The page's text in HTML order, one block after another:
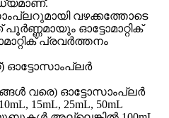
വഴക്കത്തോടെ
ഓട്ടോമാറ്റിക്
പ്രവർത്തനം
ഓട്ടോസാംപ്ലർ
വരെ) ഓട്ടോസാംപ്ലർ
15mL, 25mL, 50mL